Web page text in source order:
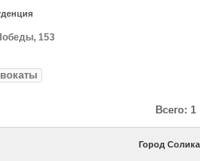
153
Всего: 1
Город